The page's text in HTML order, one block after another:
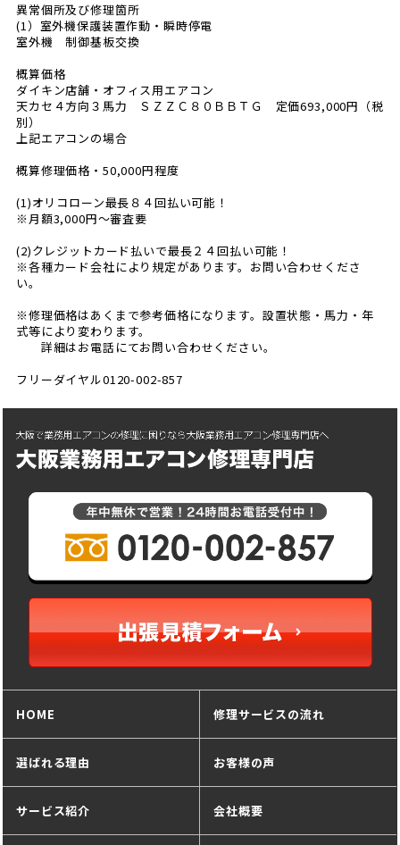
異常個所及び修理箇所
(1）室外機保護装置作動・瞬時停電
室外機 制御基板交換
概算価格
ダイキン店舗・オフィス用エアコン
天カセ４方向３馬力 ＳＺＺＣ８０ＢＢＴＧ 定価693,000円（税
別）
上記エアコンの場合
概算修理価格・50,000円程度
(1)オリコローン最長８４回払い可能！
※月額3,000円〜審査要
(2)クレジットカード払いで最長２４回払い可能！
※各種カード会社により規定があります。お問い合わせくださ
い。
※修理価格はあくまで参考価格になります。設置状態・馬力・年
式等により変わります。
詳細はお電話にてお問い合わせください。
フリーダイヤル0120-002-857
HOME 修理サービスの流れ
選ばれる理由 お客様の声
サービス紹介 会社概要